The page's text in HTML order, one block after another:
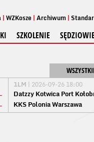
WZKosze Archiwum
SZKOLENIE
1LM | 2026-09-26 18:00
Datzzy Kotwica Port
KKS Polonia Warszawa